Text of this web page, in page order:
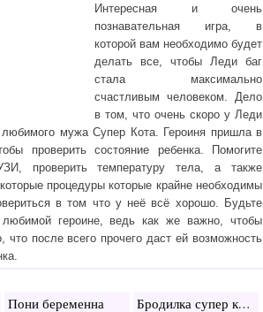
Интересная и очень
познавательная игра, в
которой вам необходимо будет
делать все, чтобы Леди баг
стала максимально
счастливым человеком. Дело
в том, что очень скоро у Леди
любимого мужа Супер Кота. Героиня пришла в
проверить состояние ребенка. Помогите
проверить температуру тела, а также
процедуры которые крайне необходимы
в том что у неё всё хорошо. Будьте
героине, ведь как же важно, чтобы
что после всего прочего даст ей возможность
Пони беременна Бродилка супер кота